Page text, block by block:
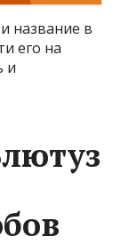
название в
его на
и